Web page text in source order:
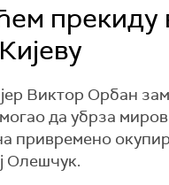
прекиду
Виктор Орбан
да убрза
привремено
Олешчук.